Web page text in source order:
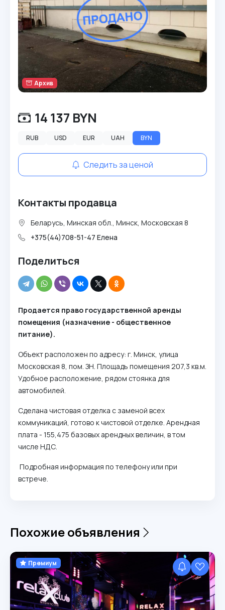
Архив
14 137 BYN
RUB USD EUR UAH BYN
Следить за ценой
Контакты продавца
Беларусь, Минская обл., Минск, Московская 8
+375(44)708-51-47 Елена
Поделиться
Продается право государственной аренды
помещения (назначение - общественное
питание).
Объект расположен по адресу: г. Минск, улица
Московская 8, пом. ЗН. Площадь помещения 207,3 кв.м.
Удобное расположение, рядом стоянка для
автомобилей.
Сделана чистовая отделка с заменой всех
коммуникаций, готово к чистовой отделке. Арендная
плата - 155,475 базовых арендных величин, в том
числе НДС.
Подробная информация по телефону или при
встрече.
Похожие объявления
Премиум